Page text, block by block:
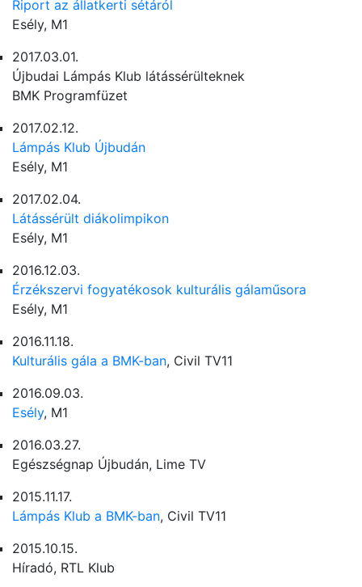
Riport az állatkerti sétáról
Esély, M1
2017.03.01.
Újbudai Lámpás Klub látássérülteknek
BMK Programfüzet
2017.02.12.
Lámpás Klub Újbudán
Esély, M1
2017.02.04.
Látássérült diákolimpikon
Esély, M1
2016.12.03.
Érzékszervi fogyatékosok kulturális gálaműsora
Esély, M1
2016.11.18.
Kulturális gála a BMK-ban, Civil TV11
2016.09.03.
Esély, M1
2016.03.27.
Egészségnap Újbudán, Lime TV
2015.11.17.
Lámpás Klub a BMK-ban, Civil TV11
2015.10.15.
Híradó, RTL Klub